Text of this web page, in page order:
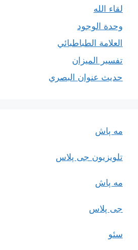
لقاء الله
وحدة الوجود
العلامة الطباطبائي
تفسير الميزان
حديث عنوان البصري
مه پاش
تلویزیون جی پلاس
مه پاش
جی پلاس
سئو